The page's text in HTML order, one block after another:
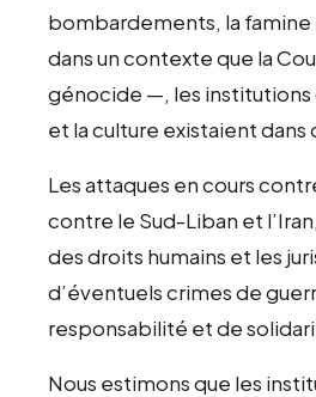
bombardements, la
dans un contexte que la
génocide —, les
et la culture existaient
Les attaques en cours
contre le Sud-Liban et
des droits humains et les
d’éventuels crimes de
responsabilité et de
Nous estimons que les